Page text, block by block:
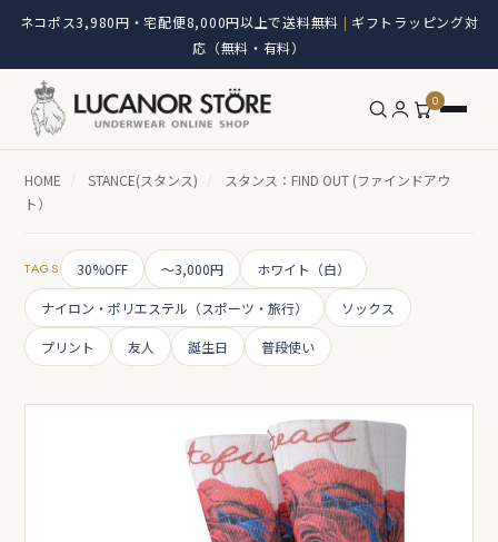
ネコポス3,980円・宅配便8,000円以上で送料無料 | ギフトラッピング対
応（無料・有料）
0
HOME / STANCE(スタンス) /
スタンス：FIND OUT (ファインドアウ
ト）
TAGS 30%OFF ～3,000円 ホワイト（白）
ナイロン・ポリエステル（スポーツ・旅行） ソックス
プリント 友人 誕生日 普段使い